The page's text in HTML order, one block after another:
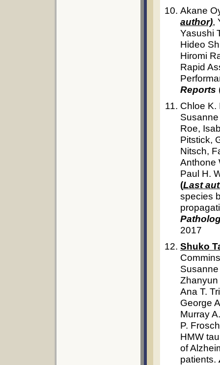
Akane
author),
Yasushi
Hideo
Hiromi
Rapid
Reports
Chloe K.
Roe,
Pitstick,
Nitsch,
Anthone
Paul H.
(Last
species
2017
Shuko
Zhanyun
Ana T.
George
Murray
P.
HMW
of
patients.